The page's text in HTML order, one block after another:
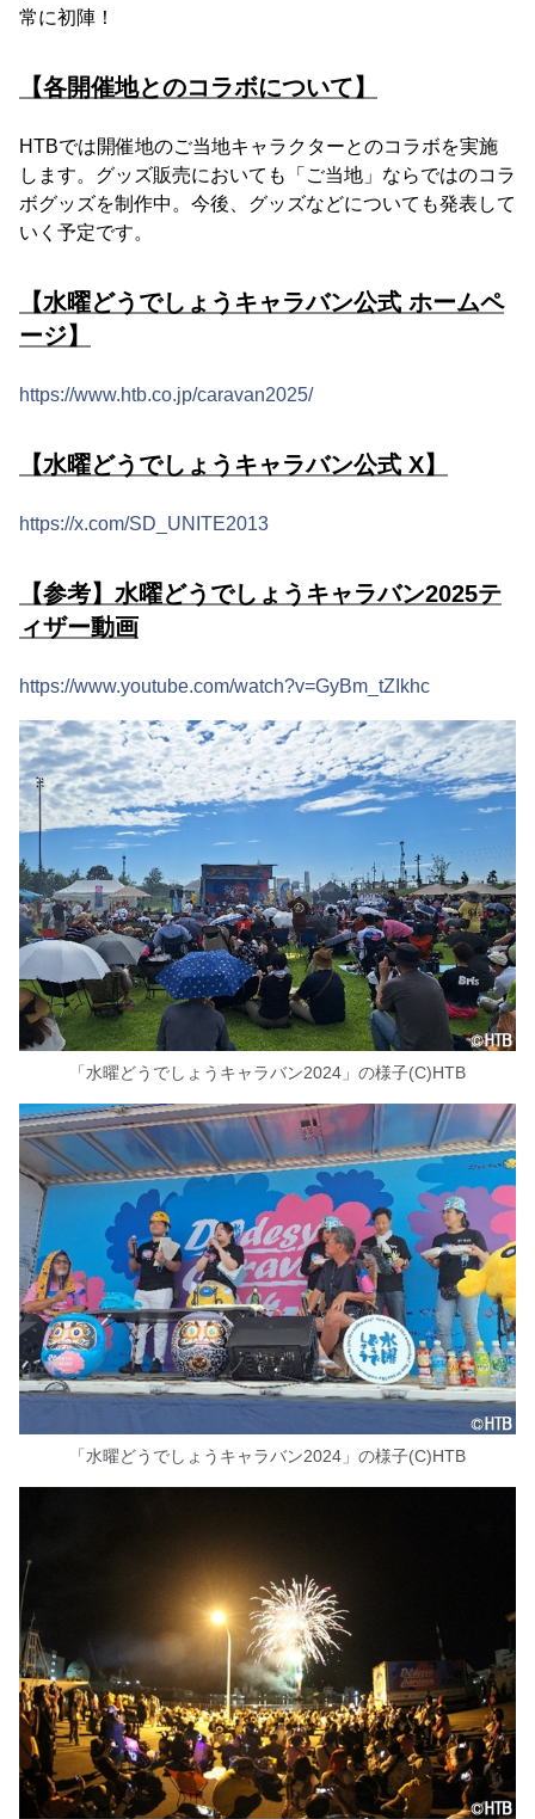
常に初陣！
【各開催地とのコラボについて】
HTBでは開催地のご当地キャラクターとのコラボを実施
します。グッズ販売においても「ご当地」ならではのコラ
ボグッズを制作中。今後、グッズなどについても発表して
いく予定です。
【水曜どうでしょうキャラバン公式 ホームペ
ージ】
https://www.htb.co.jp/caravan2025/
【水曜どうでしょうキャラバン公式 X】
https://x.com/SD_UNITE2013
【参考】水曜どうでしょうキャラバン2025テ
ィザー動画
https://www.youtube.com/watch?v=GyBm_tZIkhc
「水曜どうでしょうキャラバン2024」の様子(C)HTB
「水曜どうでしょうキャラバン2024」の様子(C)HTB